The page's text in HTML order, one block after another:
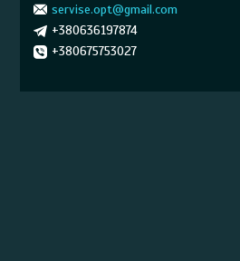
servise.opt@gmail.com
+380636197874
+380675753027